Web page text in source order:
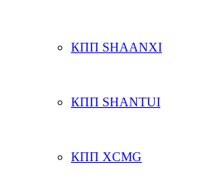
КПП SHAANXI
КПП SHANTUI
КПП XCMG